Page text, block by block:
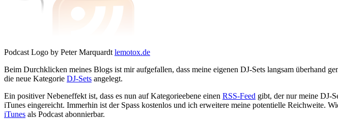
Podcast Logo by Peter Marquardt lemotox.de
Beim Durchklicken meines Blogs ist mir aufgefallen, dass meine eigenen DJ-Sets langsam überhand
die neue Kategorie DJ-Sets angelegt.
Ein positiver Nebeneffekt ist, dass es nun auf Kategorieebene einen RSS-Feed gibt, der nur meine DJ-
iTunes eingereicht. Immerhin ist der Spass kostenlos und ich erweitere meine potentielle Reichweite.
iTunes als Podcast abonnierbar.